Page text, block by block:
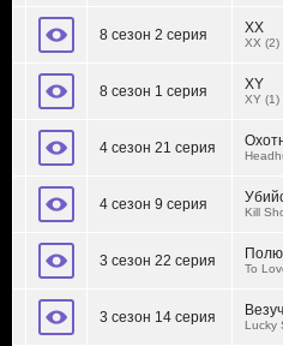
8 сезон 2 серия XX
XX (2)
8 сезон 1 серия XY
XY (1)
4 сезон 21 серия
4 сезон 9 серия Kill
3 сезон 22 серия To
3 сезон 14 серия Lucky